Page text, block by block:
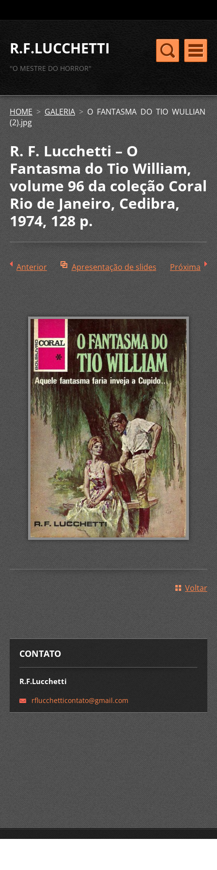
R.F.LUCCHETTI
''O MESTRE DO HORROR"
HOME > GALERIA > O FANTASMA DO TIO WULLIAN
(2).jpg
R. F. Lucchetti – O
Fantasma do Tio William,
volume 96 da coleção Coral
Rio de Janeiro, Cedibra,
1974, 128 p.
Anterior Apresentação de slides Próxima
Voltar
CONTATO
R.F.Lucchetti
rflucchetticontato@gmail.com